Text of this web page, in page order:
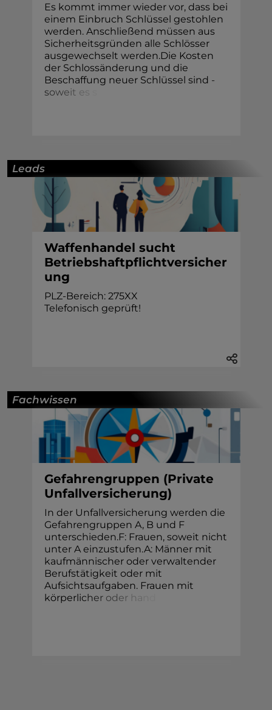
Es kommt immer wieder vor, dass bei
einem Einbruch Schlüssel gestohlen
werden. Anschließend müssen aus
Sicherheitsgründen alle Schlösser
ausgewechselt werden.Die Kosten
der Schlossänderung und die
Beschaffung neuer Schlüssel sind -
soweit es
Leads
Waffenhandel sucht
Betriebshaftpflichtversicher
ung
PLZ-Bereich: 275XX
Telefonisch geprüft!
Fachwissen
Gefahrengruppen (Private
Unfallversicherung)
In der Unfallversicherung werden die
Gefahrengruppen A, B und F
unterschieden.F: Frauen, soweit nicht
unter A einzustufen.A: Männer mit
kaufmännischer oder verwaltender
Berufstätigkeit oder mit
Aufsichtsaufgaben. Frauen mit
körperlicher oder ha